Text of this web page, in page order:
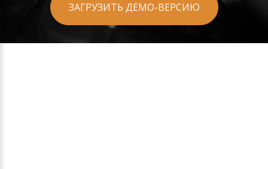
ЗАГРУЗИТЬ ДЕМО-ВЕРСИЮ